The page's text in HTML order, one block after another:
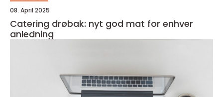
08. April 2025
Catering drøbak: nyt god mat for enhver
anledning